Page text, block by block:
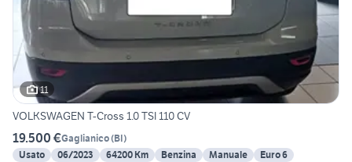
11
VOLKSWAGEN T-Cross 1.0 TSI 110 CV
19.500 €Gaglianico(BI)
Usato
06/2023 64200 Km Benzina Manuale
Euro 6